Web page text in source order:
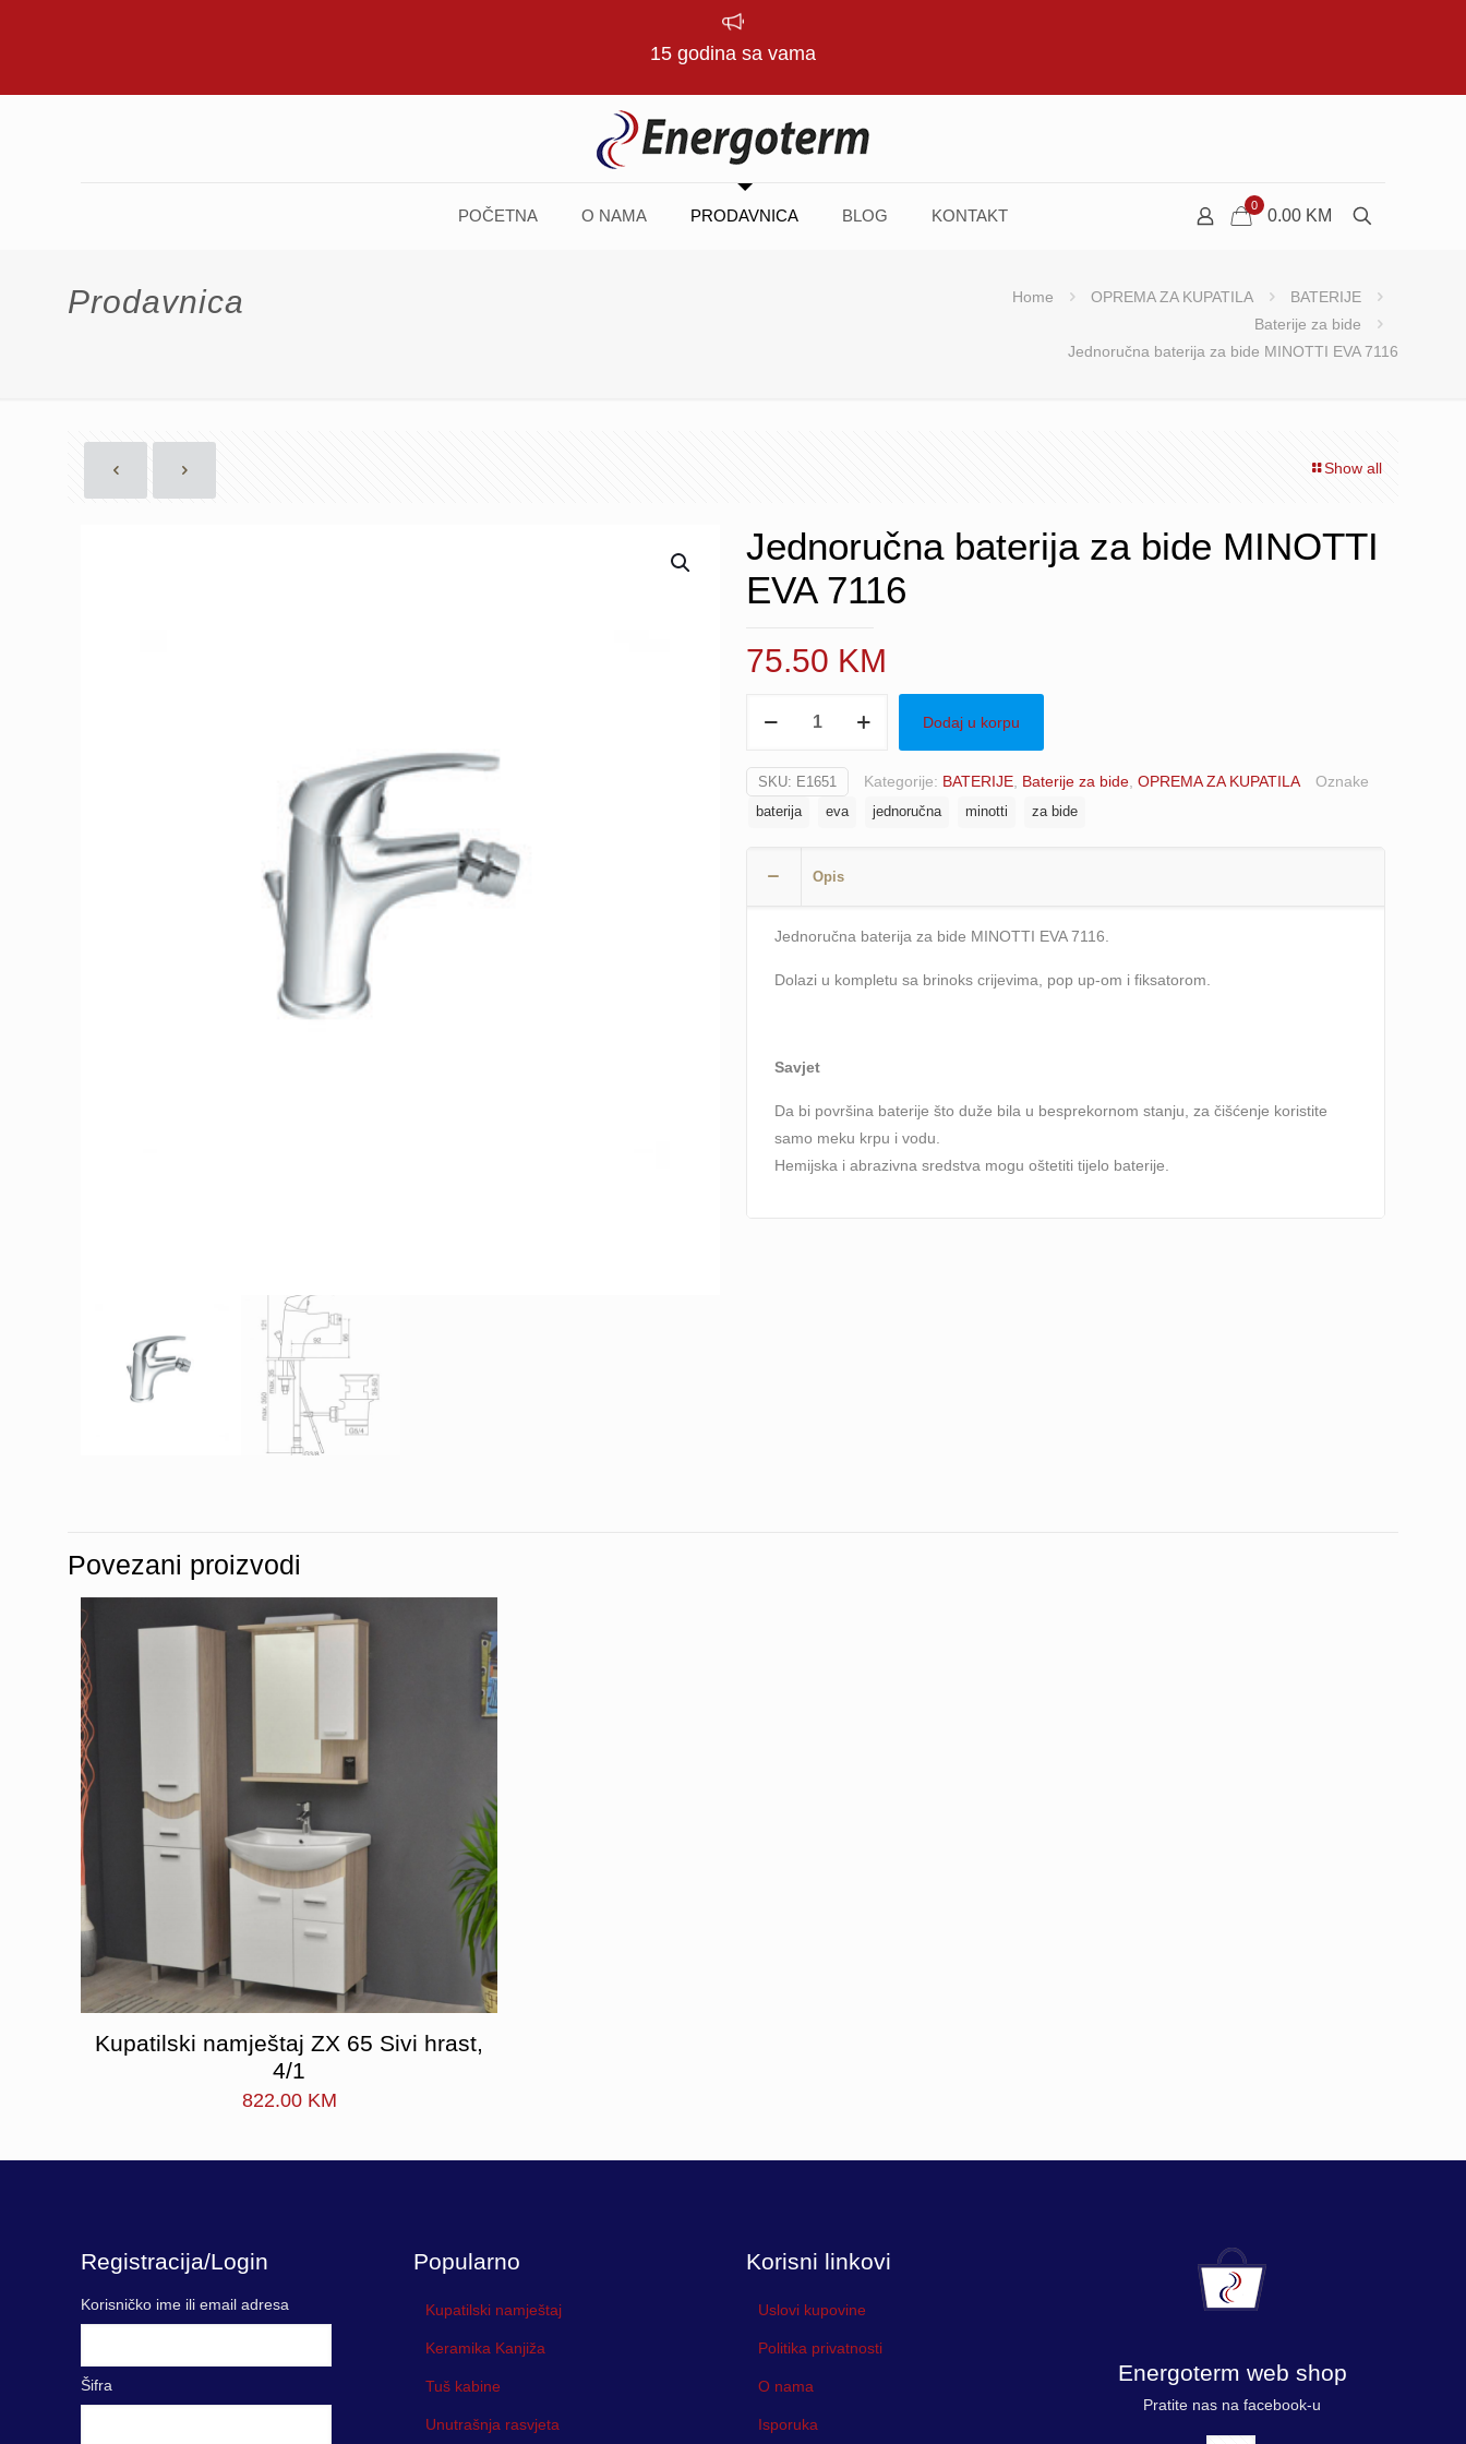
15 godina sa vama
POČETNA O NAMA PRODAVNICA BLOG KONTAKT
0
0.00 KM
Prodavnica Home OPREMA ZA KUPATILA
BATERIJE
Baterije za bide
Jednoručna baterija za bide MINOTTI EVA 7116
Show all
Jednoručna baterija za bide MINOTTI
EVA 7116
75.50 KM
bide
MINOTTI
Dodaj u korpu
SKU: E1651 Kategorije: BATERIJE Baterije za bide OPREMA ZA KUPATILA Oznake
baterija eva jednoručna minotti za bide
Opis
Jednoručna baterija za bide MINOTTI EVA 7116.
Dolazi u kompletu sa brinoks crijevima, pop up-om i fiksatorom.
Savjet
Da bi površina baterije što duže bila u besprekornom stanju, za čišćenje koristite
samo meku krpu i vodu.
Hemijska i abrazivna sredstva mogu oštetiti tijelo baterije.
Povezani proizvodi
Kupatilski namještaj ZX 65 Sivi hrast,
4/1
822.00 KM
Registracija/Login
Korisničko ime ili email adresa
Šifra
Popularno
Kupatilski namještaj
Keramika Kanjiža
Tuš kabine
Unutrašnja rasvjeta
Korisni linkovi
Uslovi kupovine
Politika privatnosti
O nama
Isporuka
Energoterm web shop
Pratite nas na facebook-u